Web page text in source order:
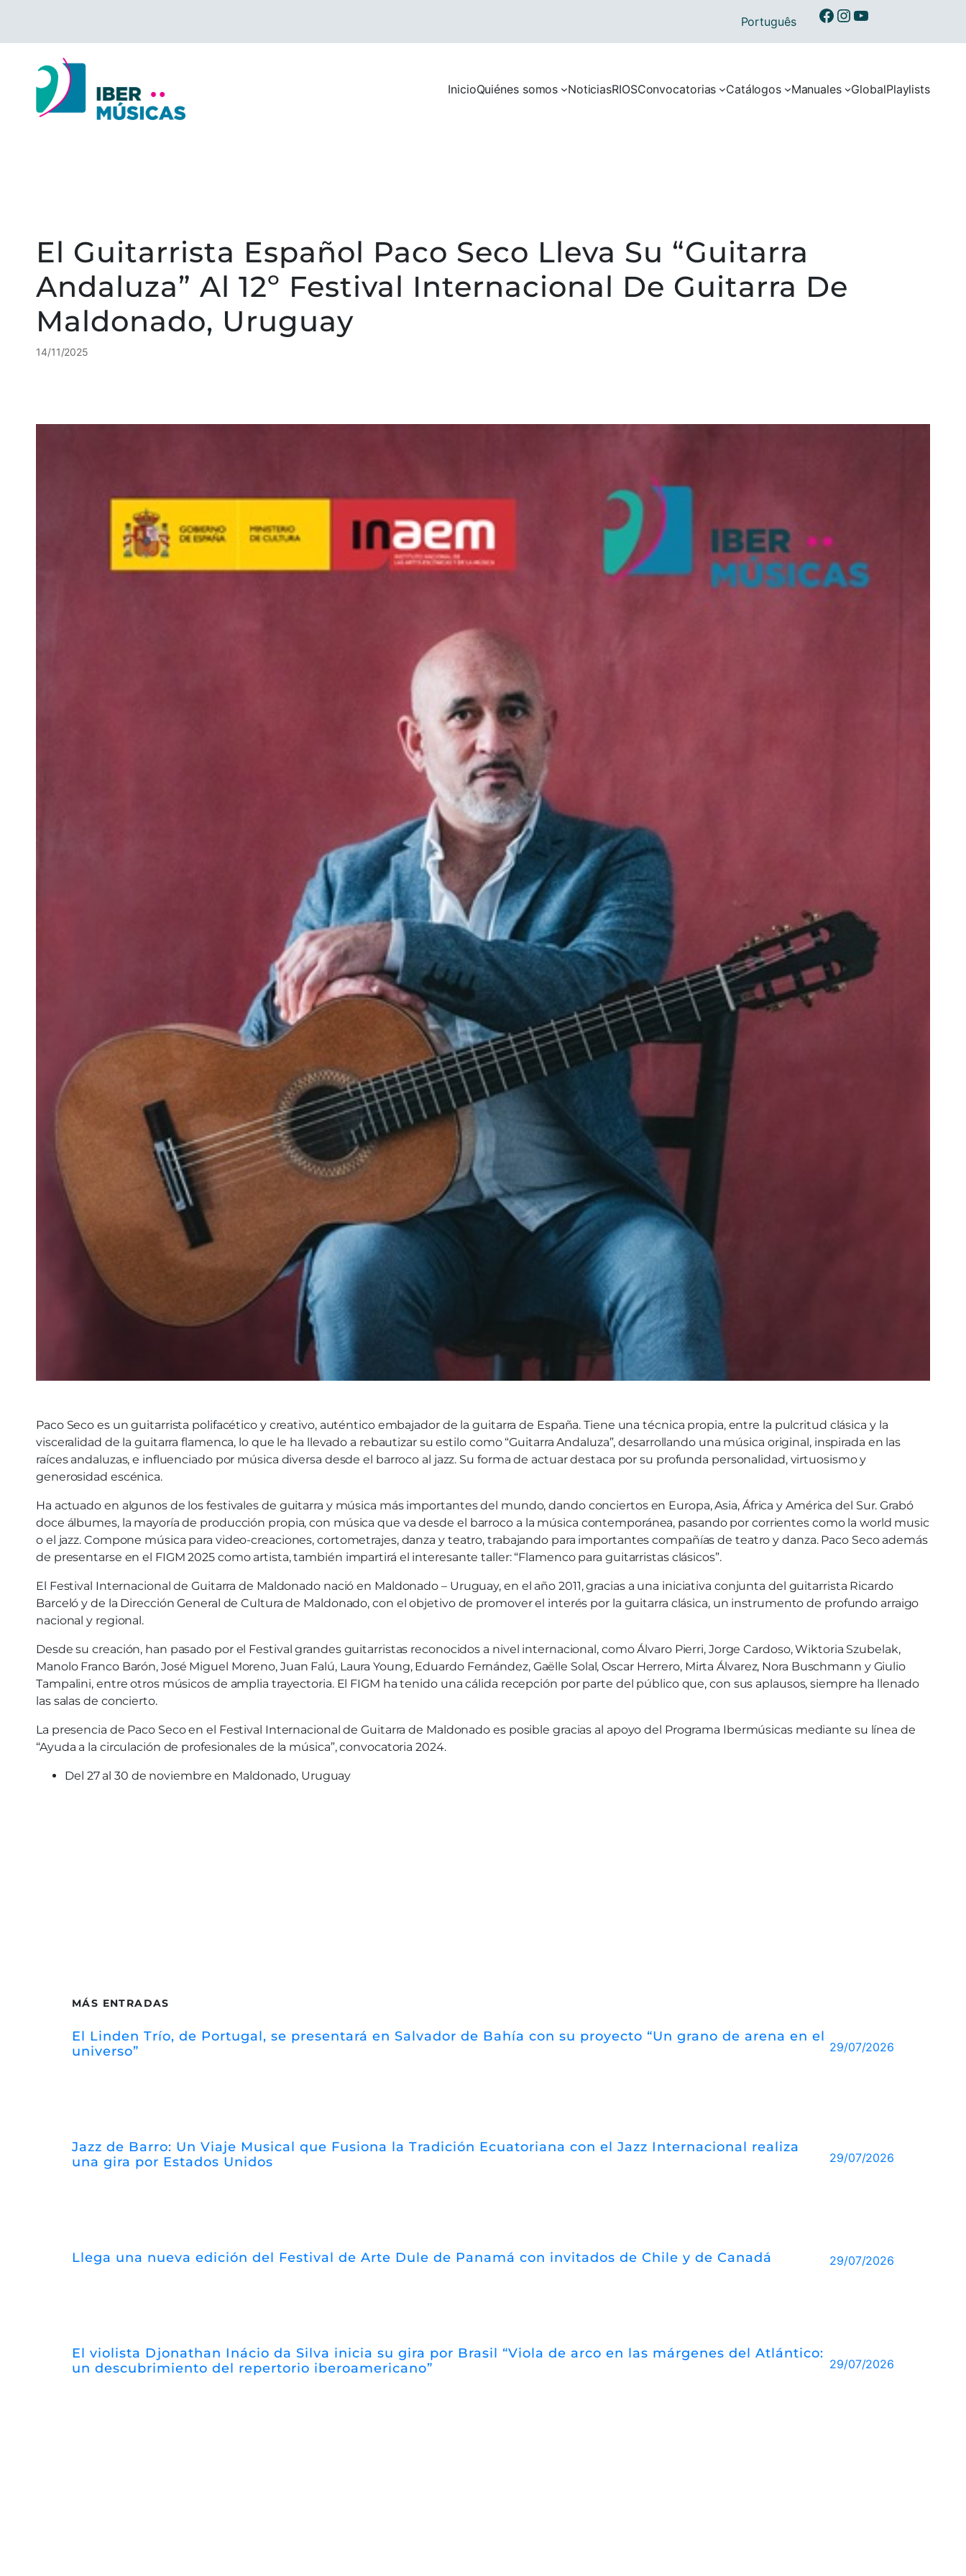
contenido
InicioQuiénes somos NoticiasRIOSConvocatorias Catálogos Manuales GlobalPlaylists
Português Ibermusicas en Facebook
Ibermusicas en Instagram
Ibermusicas en Youtube
El Guitarrista Español Paco Seco Lleva Su “Guitarra
Andaluza” Al 12º Festival Internacional De Guitarra De
Maldonado, Uruguay
14/11/2025
Paco Seco es un guitarrista polifacético y creativo, auténtico embajador de la guitarra de España. Tiene una técnica propia, entre la pulcritud clásica y la
visceralidad de la guitarra flamenca, lo que le ha llevado a rebautizar su estilo como “Guitarra Andaluza”, desarrollando una música original, inspirada en las
raíces andaluzas, e influenciado por música diversa desde el barroco al jazz. Su forma de actuar destaca por su profunda personalidad, virtuosismo y
generosidad escénica.
Ha actuado en algunos de los festivales de guitarra y música más importantes del mundo, dando conciertos en Europa, Asia, África y América del Sur. Grabó
doce álbumes, la mayoría de producción propia, con música que va desde el barroco a la música contemporánea, pasando por corrientes como la world music
o el jazz. Compone música para video-creaciones, cortometrajes, danza y teatro, trabajando para importantes compañías de teatro y danza. Paco Seco además
de presentarse en el FIGM 2025 como artista, también impartirá el interesante taller: “Flamenco para guitarristas clásicos”.
El Festival Internacional de Guitarra de Maldonado nació en Maldonado – Uruguay, en el año 2011, gracias a una iniciativa conjunta del guitarrista Ricardo
Barceló y de la Dirección General de Cultura de Maldonado, con el objetivo de promover el interés por la guitarra clásica, un instrumento de profundo arraigo
nacional y regional.
Desde su creación, han pasado por el Festival grandes guitarristas reconocidos a nivel internacional, como Álvaro Pierri, Jorge Cardoso, Wiktoria Szubelak,
Manolo Franco Barón, José Miguel Moreno, Juan Falú, Laura Young, Eduardo Fernández, Gaëlle Solal, Oscar Herrero, Mirta Álvarez, Nora Buschmann y Giulio
Tampalini, entre otros músicos de amplia trayectoria. El FIGM ha tenido una cálida recepción por parte del público que, con sus aplausos, siempre ha llenado
las salas de concierto.
La presencia de Paco Seco en el Festival Internacional de Guitarra de Maldonado es posible gracias al apoyo del Programa Ibermúsicas mediante su línea de
“Ayuda a la circulación de profesionales de la música”, convocatoria 2024.
Del 27 al 30 de noviembre en Maldonado, Uruguay
MÁS ENTRADAS
El Linden Trío, de Portugal, se presentará en Salvador de Bahía con su proyecto “Un grano de arena en el
universo”
29/07/2026
Jazz de Barro: Un Viaje Musical que Fusiona la Tradición Ecuatoriana con el Jazz Internacional realiza
una gira por Estados Unidos
29/07/2026
Llega una nueva edición del Festival de Arte Dule de Panamá con invitados de Chile y de Canadá 29/07/2026
El violista Djonathan Inácio da Silva inicia su gira por Brasil “Viola de arco en las márgenes del Atlántico:
un descubrimiento del repertorio iberoamericano”
29/07/2026